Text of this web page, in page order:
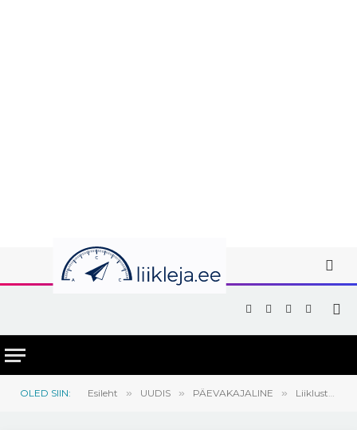
Facebook
X
(Twitter)
Instagram
YouTube
OLED SIIN: Esileht » UUDIS » PÄEVAKAJALINE » Liiklustalgud: otsitakse joodikuid. Roolijoodikuid!